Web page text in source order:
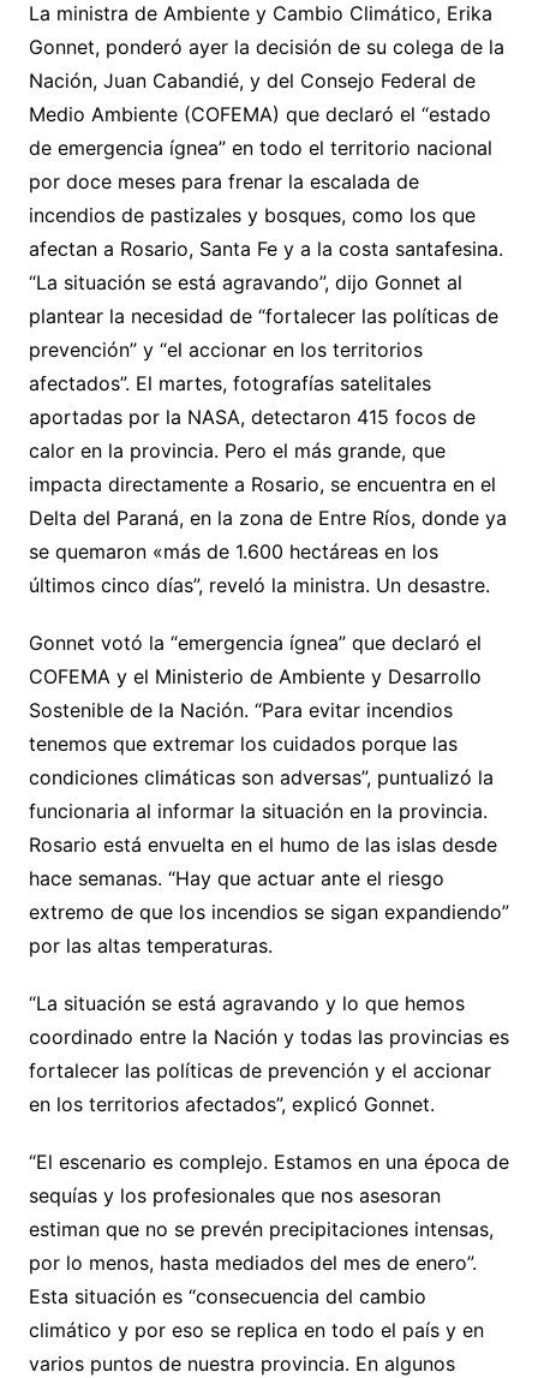
La ministra de Ambiente y Cambio Climático, Erika
Gonnet, ponderó ayer la decisión de su colega de la
Nación, Juan Cabandié, y del Consejo Federal de
Medio Ambiente (COFEMA) que declaró el “estado
de emergencia ígnea” en todo el territorio nacional
por doce meses para frenar la escalada de
incendios de pastizales y bosques, como los que
afectan a Rosario, Santa Fe y a la costa santafesina.
“La situación se está agravando”, dijo Gonnet al
plantear la necesidad de “fortalecer las políticas de
prevención” y “el accionar en los territorios
afectados”. El martes, fotografías satelitales
aportadas por la NASA, detectaron 415 focos de
calor en la provincia. Pero el más grande, que
impacta directamente a Rosario, se encuentra en el
Delta del Paraná, en la zona de Entre Ríos, donde ya
se quemaron «más de 1.600 hectáreas en los
últimos cinco días”, reveló la ministra. Un desastre.
Gonnet votó la “emergencia ígnea” que declaró el
COFEMA y el Ministerio de Ambiente y Desarrollo
Sostenible de la Nación. “Para evitar incendios
tenemos que extremar los cuidados porque las
condiciones climáticas son adversas”, puntualizó la
funcionaria al informar la situación en la provincia.
Rosario está envuelta en el humo de las islas desde
hace semanas. “Hay que actuar ante el riesgo
extremo de que los incendios se sigan expandiendo”
por las altas temperaturas.
“La situación se está agravando y lo que hemos
coordinado entre la Nación y todas las provincias es
fortalecer las políticas de prevención y el accionar
en los territorios afectados”, explicó Gonnet.
“El escenario es complejo. Estamos en una época de
sequías y los profesionales que nos asesoran
estiman que no se prevén precipitaciones intensas,
por lo menos, hasta mediados del mes de enero”.
Esta situación es “consecuencia del cambio
climático y por eso se replica en todo el país y en
varios puntos de nuestra provincia. En algunos